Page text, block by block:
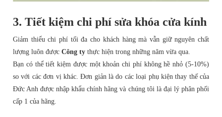
3. Tiết kiệm chi phí sửa khóa cửa kính
Giảm thiểu chi phí tối đa cho khách hàng mà vẫn giữ nguyên chất
lượng luôn được Công ty thực hiện trong những năm vừa qua.
Bạn có thể tiết kiệm được một khoản chi phí không hề nhỏ (5-10%)
so với các đơn vị khác. Đơn giản là do các loại phụ kiện thay thế của
Đức Anh được nhập khẩu chính hãng và chúng tôi là đại lý phân phối
cấp 1 của hãng.